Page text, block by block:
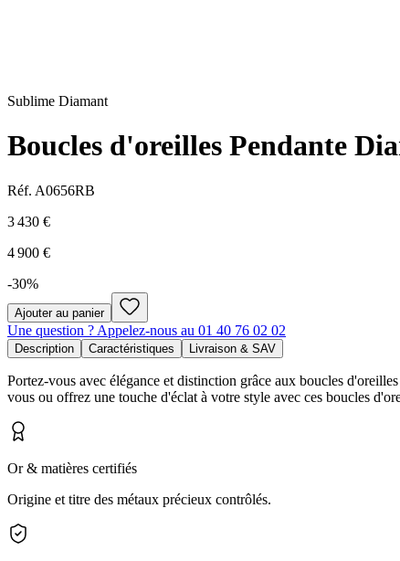
Sublime Diamant
Boucles d'oreilles Pendante
Réf. A0656RB
3 430 €
4 900 €
-30%
Ajouter au panier
Une question ? Appelez-nous au 01 40 76 02 02
Description Caractéristiques Livraison & SAV
Portez-vous avec élégance et distinction grâce aux boucles
vous ou offrez une touche d'éclat à votre style avec ces boucles
Or & matières certifiés
Origine et titre des métaux précieux contrôlés.